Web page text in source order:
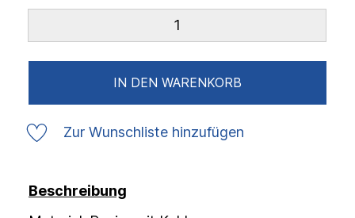
IN DEN WARENKORB
Zur Wunschliste hinzufügen
Beschreibung